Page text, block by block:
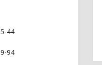
44
94